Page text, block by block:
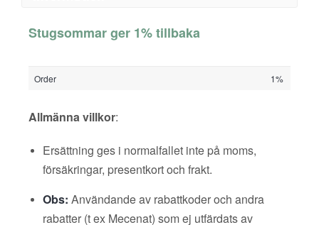
Stugsommar ger 1% tillbaka
Order 1%
Allmänna villkor:
Ersättning ges i normalfallet inte på moms,
försäkringar, presentkort och frakt.
Obs: Användande av rabattkoder och andra
rabatter (t ex Mecenat) som ej utfärdats av